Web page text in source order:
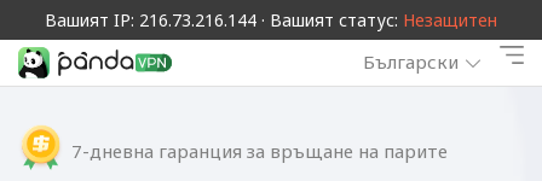
Вашият IP: 216.73.216.144 · Вашият статус: Незащитен
Български
7-дневна гаранция за връщане на парите